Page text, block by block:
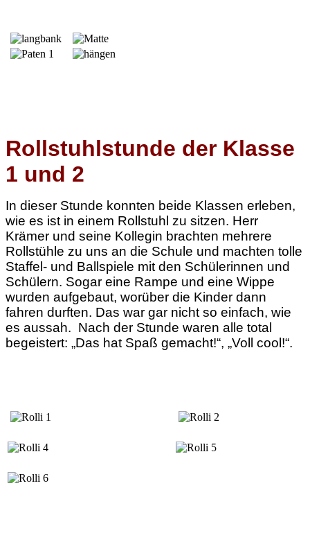
Rollstuhlstunde der Klasse
1 und 2
In dieser Stunde konnten beide Klassen erleben,
wie es ist in einem Rollstuhl zu sitzen. Herr
Krämer und seine Kollegin brachten mehrere
Rollstühle zu uns an die Schule und machten tolle
Staffel- und Ballspiele mit den Schülerinnen und
Schülern. Sogar eine Rampe und eine Wippe
wurden aufgebaut, worüber die Kinder dann
fahren durften. Das war gar nicht so einfach, wie
es aussah. Nach der Stunde waren alle total
begeistert: „Das hat Spaß gemacht!“, „Voll cool!“.